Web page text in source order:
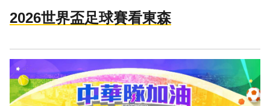
2026世界盃足球賽看東森